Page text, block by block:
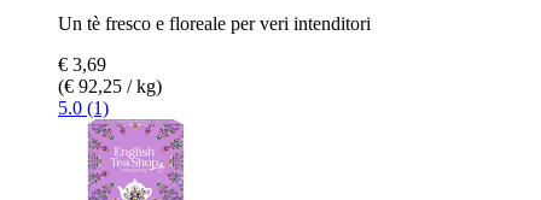
Un tè fresco e floreale per veri intenditori
€ 3,69
(€ 92,25 / kg)
5.0 (1)